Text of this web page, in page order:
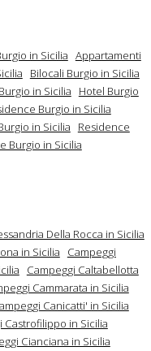
in Sicilia Appartamenti
Bilocali Burgio in Sicilia
in Sicilia
Hotel Burgio
Burgio in Sicilia
in Sicilia
Residence
Burgio in Sicilia
Della Rocca in Sicilia
in Sicilia
Campeggi
Campeggi Caltabellotta
Cammarata in Sicilia
Canicatti' in Sicilia
Castrofilippo in Sicilia
Cianciana in Sicilia